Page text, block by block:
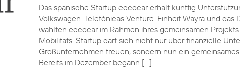
Das spanische Startup eccocar erhält künftig
Volkswagen. Telefónicas Venture-Einheit Wayra und das
wählten eccocar im Rahmen ihres gemeinsamen
Mobilitäts-Startup darf sich nicht nur über finanzielle
Großunternehmen freuen, sondern nun ein
Bereits im Dezember begann […]